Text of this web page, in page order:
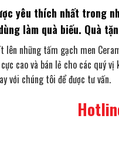
yêu thích nhất trong
làm quà biếu. Quà
lên những tấm gạch men
cao và bán lẻ cho các quý
với chúng tôi để được tư vấn.